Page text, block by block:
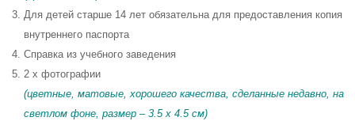
Для детей старше 14 лет обязательна для предоставления копия
внутреннего паспорта
Справка из учебного заведения
2 x фотографии
(цветные, матовые, хорошего качества, сделанные недавно, на
светлом фоне, размер – 3.5 x 4.5 см)